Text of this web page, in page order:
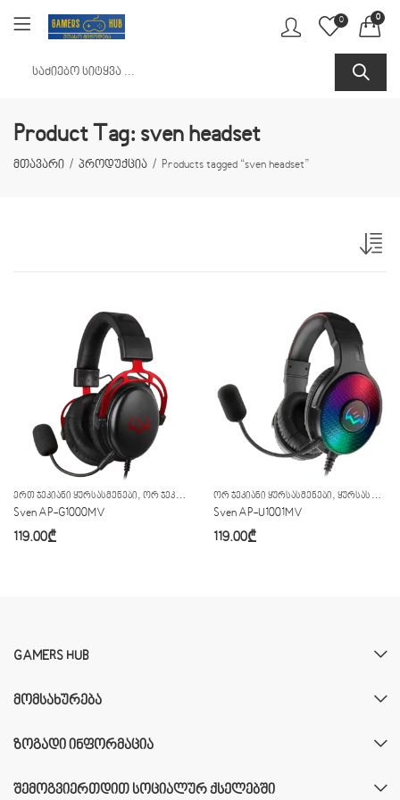
0 0
Product Tag: sven headset
მთავარი პროდუქცია Products tagged “sven headset”
ᲔᲠᲗ ᲯᲔᲙᲘᲐᲜᲘ ᲧᲣᲠᲡᲐᲡᲛᲔᲜᲔᲑᲘ, ᲝᲠ ᲯᲔᲙᲘᲐᲜᲘ ᲧᲣᲠᲡᲐᲡᲛᲔᲜᲔᲑᲘ , ᲧᲣᲠᲡᲐᲡᲛᲔᲜᲔᲑᲘ
Sven AP-G1000MV
119.00₾
ᲝᲠ ᲯᲔᲙᲘᲐᲜᲘ ᲧᲣᲠᲡᲐᲡᲛᲔᲜᲔᲑᲘ, ᲧᲣᲠᲡᲐᲡᲛᲔᲜᲔᲑᲘ
Sven AP-U1001MV
119.00₾
GAMERS HUB
ᲛᲝᲛᲡᲐᲮᲣᲠᲔᲑᲐ
ᲖᲝᲒᲐᲓᲘ ᲘᲜᲤᲝᲠᲛᲐᲪᲘᲐ
ᲨᲔᲛᲝᲒᲕᲘᲔᲠᲗᲓᲘᲗ ᲡᲝᲪᲘᲐᲚᲣᲠ ᲥᲡᲔᲚᲔᲑᲨᲘ